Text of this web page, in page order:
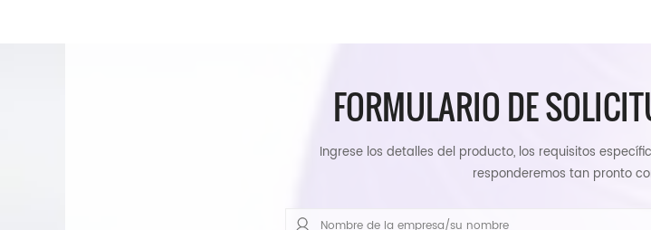
FORMULARIO DE
Ingrese los detalles del producto, los requisitos
responderemos tan pronto